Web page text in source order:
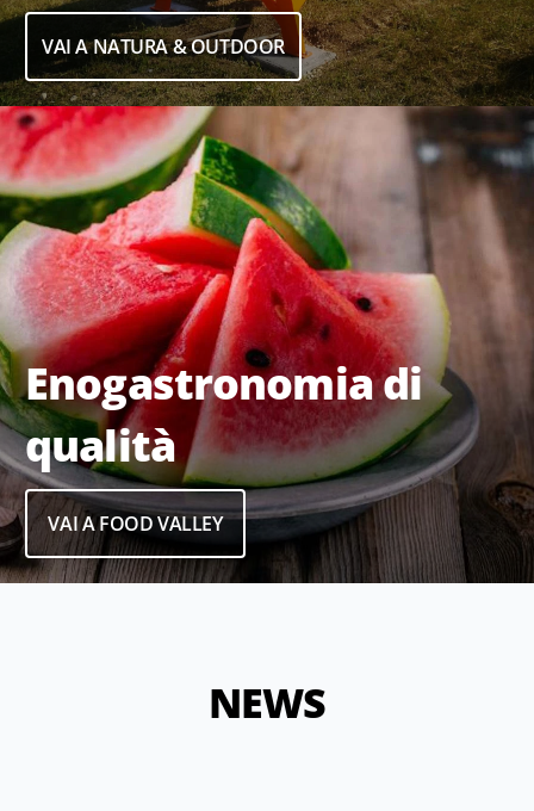
VAI A NATURA & OUTDOOR
Enogastronomia di
qualità
VAI A FOOD VALLEY
NEWS